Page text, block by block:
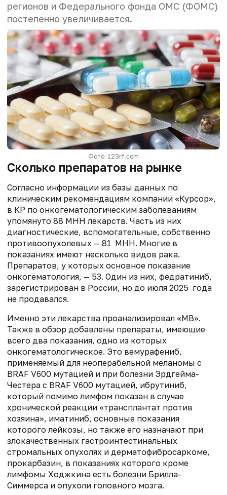
регионов и Федерального фонда ОМС (ФОМС)
постепенно увеличивается.
Фото: 123rf.com
Сколько препаратов на рынке
Согласно информации из базы данных по
клиническим рекомендациям компании «Курсор»,
в КР по онкогематологическим заболеваниям
упомянуто 88 МНН лекарств. Часть из них
диагностические, вспомогательные, собственно
противоопухолевых — 81 МНН. Многие в
показаниях имеют несколько видов рака.
Препаратов, у которых основное показание
онкогематология, — 53. Один из них, федратиниб,
зарегистрирован в России, но до июля 2025 года
не продавался.
Именно эти лекарства проанализировал «МВ».
Также в обзор добавлены препараты, имеющие
всего два показания, одно из которых
онкогематологическое. Это вемурафениб,
применяемый для неоперабельной меланомы с
BRAF V600 мутацией и при болезни Эрдгейма-
Честера с BRAF V600 мутацией, ибрутиниб,
который помимо лимфом показан в случае
хронической реакции «трансплантат против
хозяина», иматиниб, основные показания
которого лейкозы, но также его назначают при
злокачественных гастроинтестинальных
стромальных опухолях и дерматофибросаркоме,
прокарбазин, в показаниях которого кроме
лимфомы Ходжкина есть болезни Брилла-
Симмерса и опухоли головного мозга.